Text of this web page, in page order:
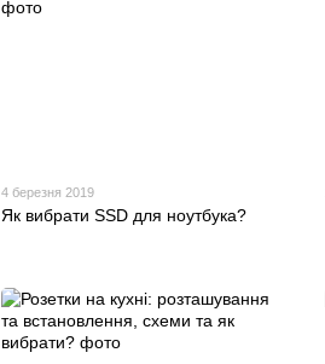
4 березня 2019
Як вибрати SSD для ноутбука?